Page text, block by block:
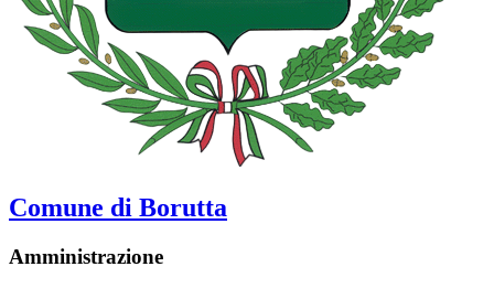
Comune di Borutta
Amministrazione